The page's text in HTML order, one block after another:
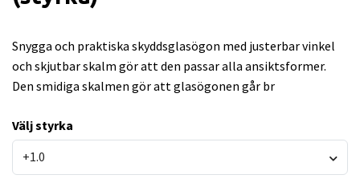
Snygga och praktiska skyddsglasögon med justerbar vinkel
och skjutbar skalm gör att den passar alla ansiktsformer.
Den smidiga skalmen gör att glasögonen går br
Välj styrka
+1.0